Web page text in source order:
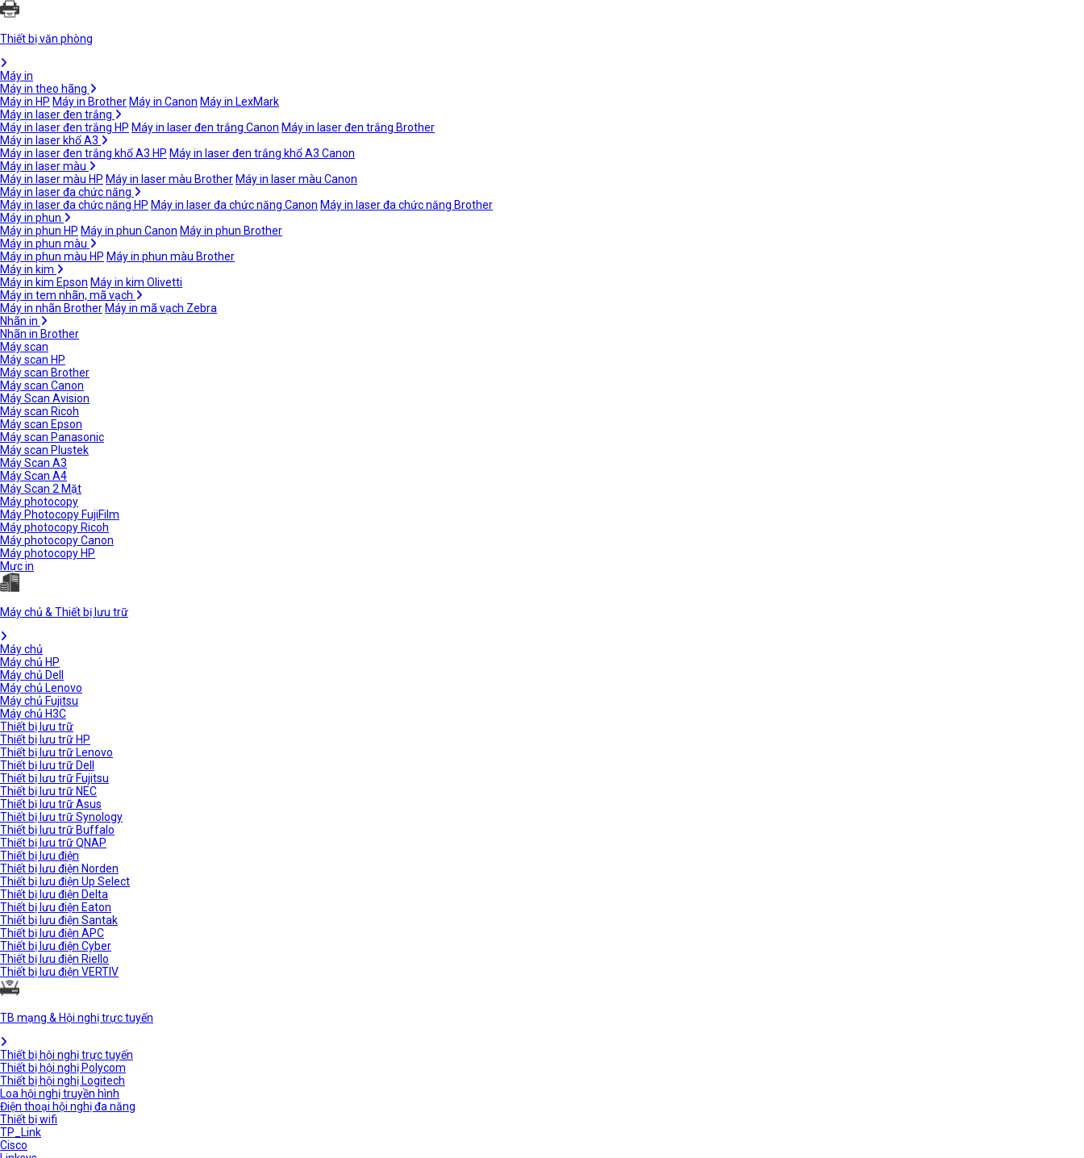
Thiết bị văn phòng
Máy in
Máy in theo hãng
Máy in HP Máy in Brother Máy in Canon Máy in LexMark
Máy in laser đen trắng
Máy in laser đen trắng HP Máy in laser đen trắng Canon Máy in laser đen trắng Brother
Máy in laser khổ A3
Máy in laser đen trắng khổ A3 HP Máy in laser đen trắng khổ A3 Canon
Máy in laser màu
Máy in laser màu HP Máy in laser màu Brother Máy in laser màu Canon
Máy in laser đa chức năng
Máy in laser đa chức năng HP Máy in laser đa chức năng Canon Máy in laser đa chức năng Brother
Máy in phun
Máy in phun HP Máy in phun Canon Máy in phun Brother
Máy in phun màu
Máy in phun màu HP Máy in phun màu Brother
Máy in kim
Máy in kim Epson Máy in kim Olivetti
Máy in tem nhãn, mã vạch
Máy in nhãn Brother Máy in mã vạch Zebra
Nhãn in
Nhãn in Brother
Máy scan
Máy scan HP
Máy scan Brother
Máy scan Canon
Máy Scan Avision
Máy scan Ricoh
Máy scan Epson
Máy scan Panasonic
Máy scan Plustek
Máy Scan A3
Máy Scan A4
Máy Scan 2 Mặt
Máy photocopy
Máy Photocopy FujiFilm
Máy photocopy Ricoh
Máy photocopy Canon
Máy photocopy HP
Mực in
Máy chủ & Thiết bị lưu trữ
Máy chủ
Máy chủ HP
Máy chủ Dell
Máy chủ Lenovo
Máy chủ Fujitsu
Máy chủ H3C
Thiết bị lưu trữ
Thiết bị lưu trữ HP
Thiết bị lưu trữ Lenovo
Thiết bị lưu trữ Dell
Thiết bị lưu trữ Fujitsu
Thiết bị lưu trữ NEC
Thiết bị lưu trữ Asus
Thiết bị lưu trữ Synology
Thiết bị lưu trữ Buffalo
Thiết bị lưu trữ QNAP
Thiết bị lưu điện
Thiết bị lưu điện Norden
Thiết bị lưu điện Up Select
Thiết bị lưu điện Delta
Thiết bị lưu điện Eaton
Thiết bị lưu điện Santak
Thiết bị lưu điện APC
Thiết bị lưu điện Cyber
Thiết bị lưu điện Riello
Thiết bị lưu điện VERTIV
TB mạng & Hội nghị trực tuyến
Thiết bị hội nghị trực tuyến
Thiết bị hội nghị Polycom
Thiết bị hội nghị Logitech
Loa hội nghị truyền hình
Điện thoại hội nghị đa năng
Thiết bị wifi
TP_Link
Cisco